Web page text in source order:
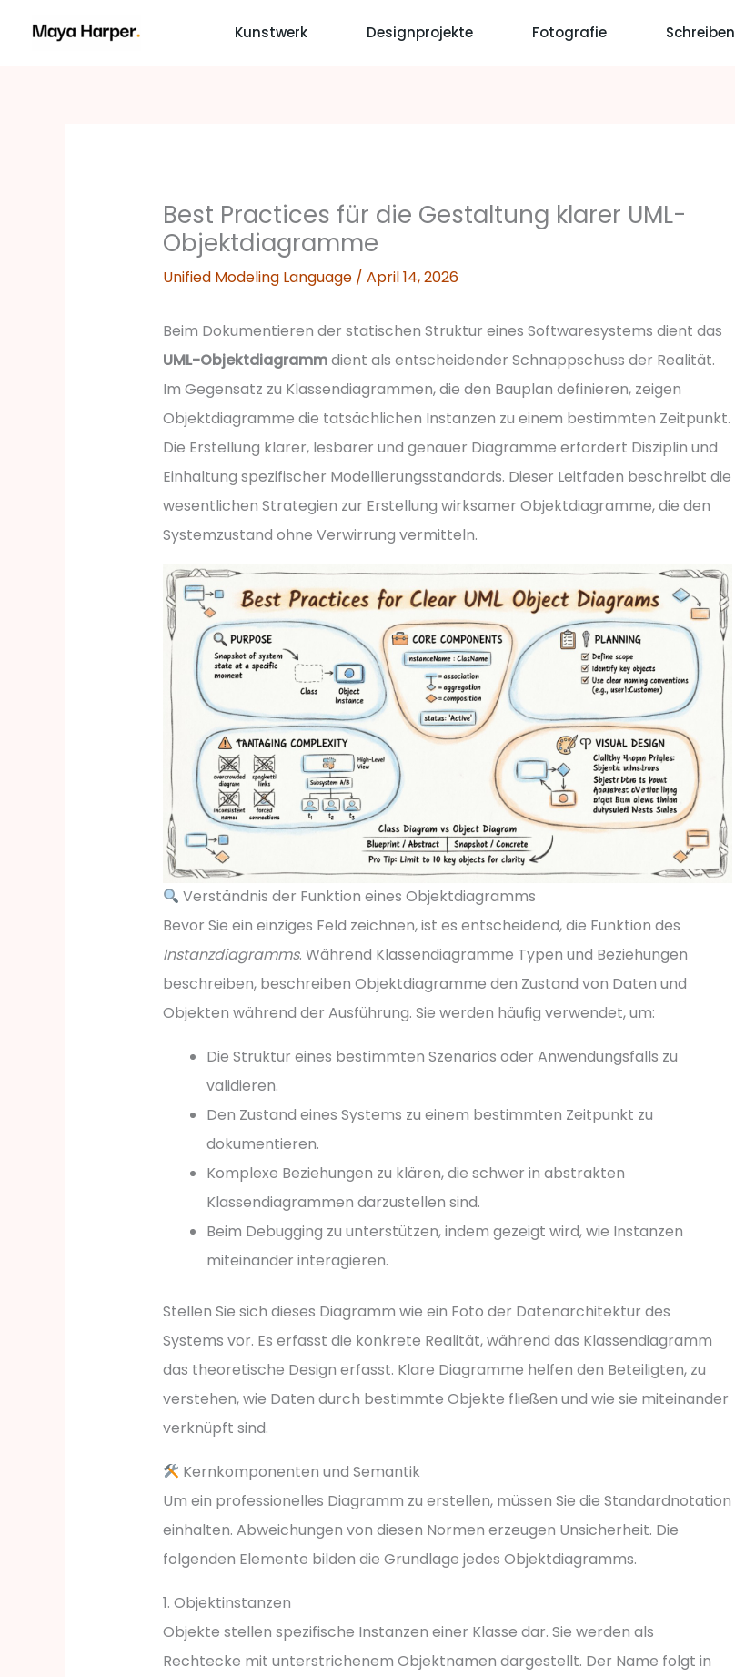
Inhalt
Kunstwerk Designprojekte Fotografie Schreiben
Best Practices für die Gestaltung klarer UML-
Objektdiagramme
Unified Modeling Language/ April 14, 2026
Beim Dokumentieren der statischen Struktur eines Softwaresystems dient das
UML-Objektdiagrammdient als entscheidender Schnappschuss der Realität.
Im Gegensatz zu Klassendiagrammen, die den Bauplan definieren, zeigen
Objektdiagramme die tatsächlichen Instanzen zu einem bestimmten Zeitpunkt.
Die Erstellung klarer, lesbarer und genauer Diagramme erfordert Disziplin und
Einhaltung spezifischer Modellierungsstandards. Dieser Leitfaden beschreibt die
wesentlichen Strategien zur Erstellung wirksamer Objektdiagramme, die den
Systemzustand ohne Verwirrung vermitteln.
Verständnis der Funktion eines Objektdiagramms
Bevor Sie ein einziges Feld zeichnen, ist es entscheidend, die Funktion des
Instanzdiagramms. Während Klassendiagramme Typen und Beziehungen
beschreiben, beschreiben Objektdiagramme den Zustand von Daten und
Objekten während der Ausführung. Sie werden häufig verwendet, um:
Die Struktur eines bestimmten Szenarios oder Anwendungsfalls zu
validieren.
Den Zustand eines Systems zu einem bestimmten Zeitpunkt zu
dokumentieren.
Komplexe Beziehungen zu klären, die schwer in abstrakten
Klassendiagrammen darzustellen sind.
Beim Debugging zu unterstützen, indem gezeigt wird, wie Instanzen
miteinander interagieren.
Stellen Sie sich dieses Diagramm wie ein Foto der Datenarchitektur des
Systems vor. Es erfasst die konkrete Realität, während das Klassendiagramm
das theoretische Design erfasst. Klare Diagramme helfen den Beteiligten, zu
verstehen, wie Daten durch bestimmte Objekte fließen und wie sie miteinander
verknüpft sind.
Kernkomponenten und Semantik
Um ein professionelles Diagramm zu erstellen, müssen Sie die Standardnotation
einhalten. Abweichungen von diesen Normen erzeugen Unsicherheit. Die
folgenden Elemente bilden die Grundlage jedes Objektdiagramms.
1. Objektinstanzen
Objekte stellen spezifische Instanzen einer Klasse dar. Sie werden als
Rechtecke mit unterstrichenem Objektnamen dargestellt. Der Name folgt in